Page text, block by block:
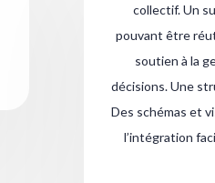
collectif. Un
pouvant être
soutien à la
décisions. Une
Des schémas et
l’intégration